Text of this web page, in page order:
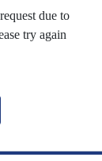
due to
try again